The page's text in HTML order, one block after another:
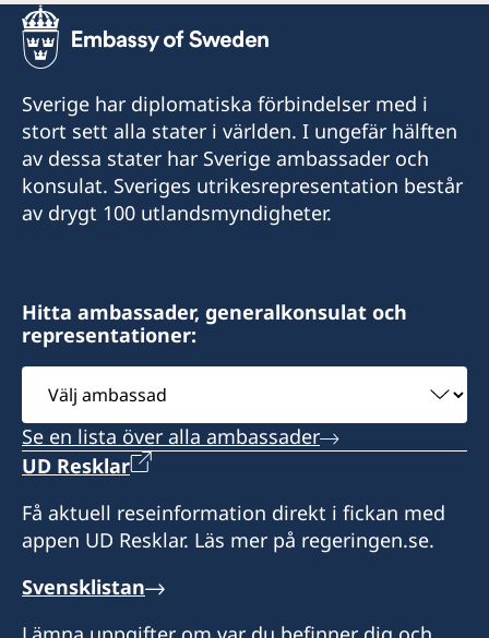
Sverige har diplomatiska förbindelser med i
stort sett alla stater i världen. I ungefär hälften
av dessa stater har Sverige ambassader och
konsulat. Sveriges utrikesrepresentation består
av drygt 100 utlandsmyndigheter.
Hitta ambassader, generalkonsulat och
representationer:
ambassad
Se en lista över alla ambassader
UD Resklar
Få aktuell reseinformation direkt i fickan med
appen UD Resklar. Läs mer på regeringen.se.
Svensklistan